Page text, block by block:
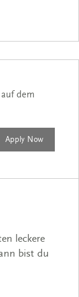
dem
Apply Now
leckere
bist du